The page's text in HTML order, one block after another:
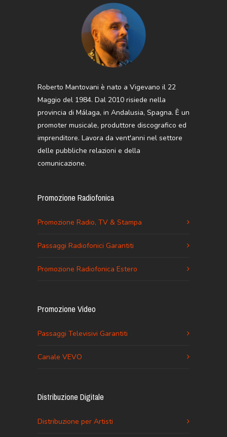
Roberto Mantovani è nato a Vigevano il 22
Maggio del 1984. Dal 2010 risiede nella
provincia di Málaga, in Andalusia, Spagna. È un
promoter musicale, produttore discografico ed
imprenditore. Lavora da vent'anni nel settore
delle pubbliche relazioni e della
comunicazione.
Promozione Radiofonica
Promozione Radio, TV & Stampa
Passaggi Radiofonici Garantiti
Promozione Radiofonica Estero
Promozione Video
Passaggi Televisivi Garantiti
Canale VEVO
Distribuzione Digitale
Distribuzione per Artisti